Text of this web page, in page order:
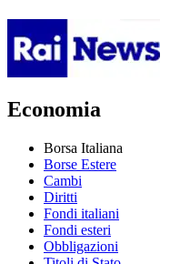
Economia
Borsa Italiana
Borse Estere
Cambi
Diritti
Fondi italiani
Fondi esteri
Obbligazioni